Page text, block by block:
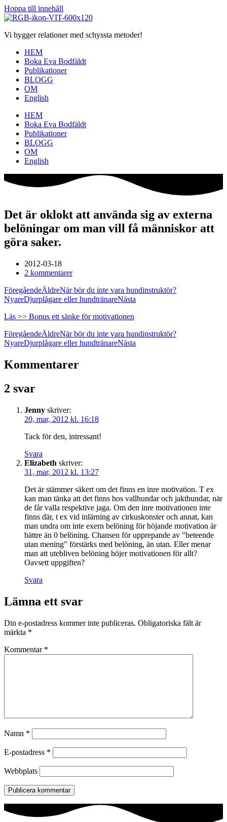
Hoppa till innehåll
Vi bygger relationer med schyssta metoder!
HEM
Boka Eva Bodfäldt
Publikationer
BLOGG
OM
English
HEM
Boka Eva Bodfäldt
Publikationer
BLOGG
OM
English
Det är oklokt att använda sig av externa
belöningar om man vill få människor att
göra saker.
2012-03-18
2 kommentarer
FöregåendeÄldreNär bör du inte vara hundinstruktör?
NyareDjurplågare eller hundtränareNästa
Läs >> Bonus ett sänke för motivationen
FöregåendeÄldreNär bör du inte vara hundinstruktör?
NyareDjurplågare eller hundtränareNästa
Kommentarer
2 svar
Jenny skriver:
20, mar, 2012 kl. 16:18
Tack för den, intressant!
Svara
Elizabeth skriver:
31, mar, 2012 kl. 13:27
Det är stämmer säkert om det finns en inre motivation. T ex
kan man tänka att det finns hos vallhundar och jakthundar, när
de får valla respektive jaga. Om den inre motivationen inte
finns där, t ex vid inlärning av cirkuskonster och annat, kan
man undra om inte exern belöning för höjande motivation är
bättre än 0 belöning. Chansen för upprepande av "beteende
utan mening" förstärks med belöning, än utan. Eller menar
man att utebliven belöning höjer motivationen för allt?
Oavsett uppgiften?
Svara
Lämna ett svar
Din e-postadress kommer inte publiceras. Obligatoriska fält är
märkta *
Kommentar *
Namn *
E-postadress *
Webbplats